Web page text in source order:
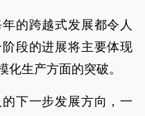
的跨越式发展都令人
段的进展将主要体现
化生产方面的突破。
下一步发展方向，一